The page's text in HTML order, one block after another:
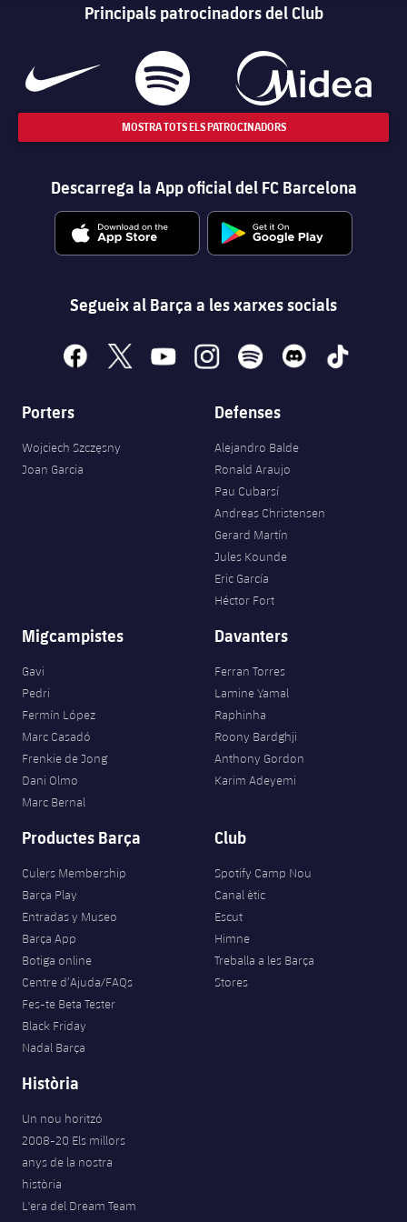
Principals patrocinadors del Club
MOSTRA TOTS ELS PATROCINADORS
Descarrega la App oficial del FC Barcelona
Segueix al Barça a les xarxes socials
facebook
x youtubeinstagramspotify discord tiktok
Porters
Wojciech Szczęsny
Joan Garcia
Defenses
Alejandro Balde
Ronald Araujo
Pau Cubarsí
Andreas Christensen
Gerard Martín
Jules Kounde
Eric García
Héctor Fort
Migcampistes
Gavi
Pedri
Fermín López
Marc Casadó
Frenkie de Jong
Dani Olmo
Marc Bernal
Davanters
Ferran Torres
Lamine Yamal
Raphinha
Roony Bardghji
Anthony Gordon
Karim Adeyemi
Productes Barça
Culers Membership
Barça Play
Entradas y Museo
Barça App
Botiga online
Centre d’Ajuda/FAQs
Fes-te Beta Tester
Black Friday
Nadal Barça
Club
Spotify Camp Nou
Canal ètic
Escut
Himne
Treballa a les Barça
Stores
Història
Un nou horitzó
2008-20 Els millors
anys de la nostra
història
L'era del Dream Team